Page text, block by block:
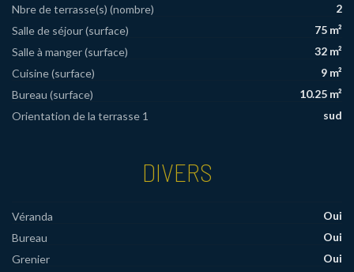
Nbre de terrasse(s) (nombre)
2
Salle de séjour (surface)
75 m²
Salle à manger (surface)
32 m²
Cuisine (surface)
9 m²
Bureau (surface)
10.25 m²
Orientation de la terrasse 1
sud
DIVERS
Véranda
Oui
Bureau
Oui
Grenier
Oui